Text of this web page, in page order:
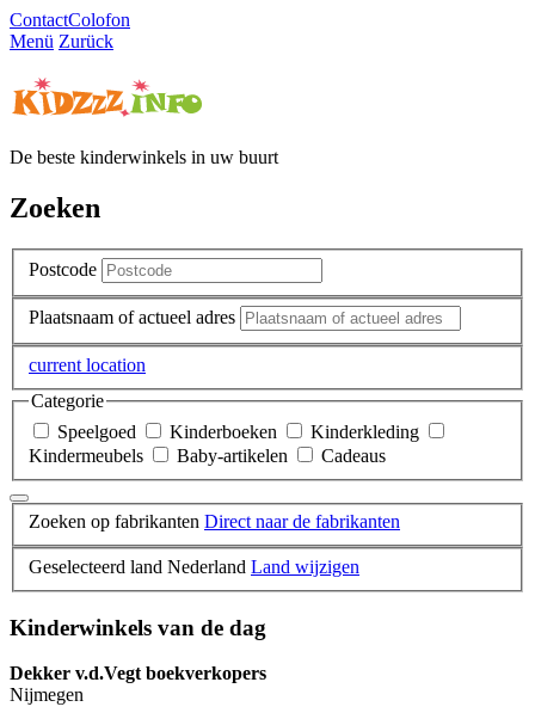
ContactColofon
Menü Zurück
De beste kinderwinkels in uw buurt
Zoeken
Postcode
Plaatsnaam of actueel adres
current location
Categorie
Speelgoed
Kinderboeken
Kinderkleding
Kindermeubels
Baby-artikelen Cadeaus
Zoeken op fabrikanten Direct naar de fabrikanten
Geselecteerd land Nederland Land wijzigen
Kinderwinkels van de dag
Dekker v.d.Vegt boekverkopers
Nijmegen